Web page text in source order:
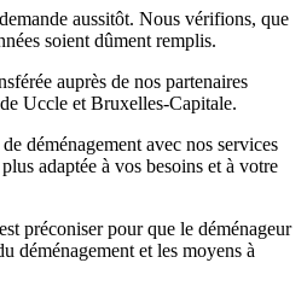
aussitôt. Nous vérifions, que
soient dûment remplis.
auprès de nos partenaires
Uccle et Bruxelles-Capitale.
déménagement avec nos services
adaptée à vos besoins et à votre
préconiser pour que le déménageur
déménagement et les moyens à